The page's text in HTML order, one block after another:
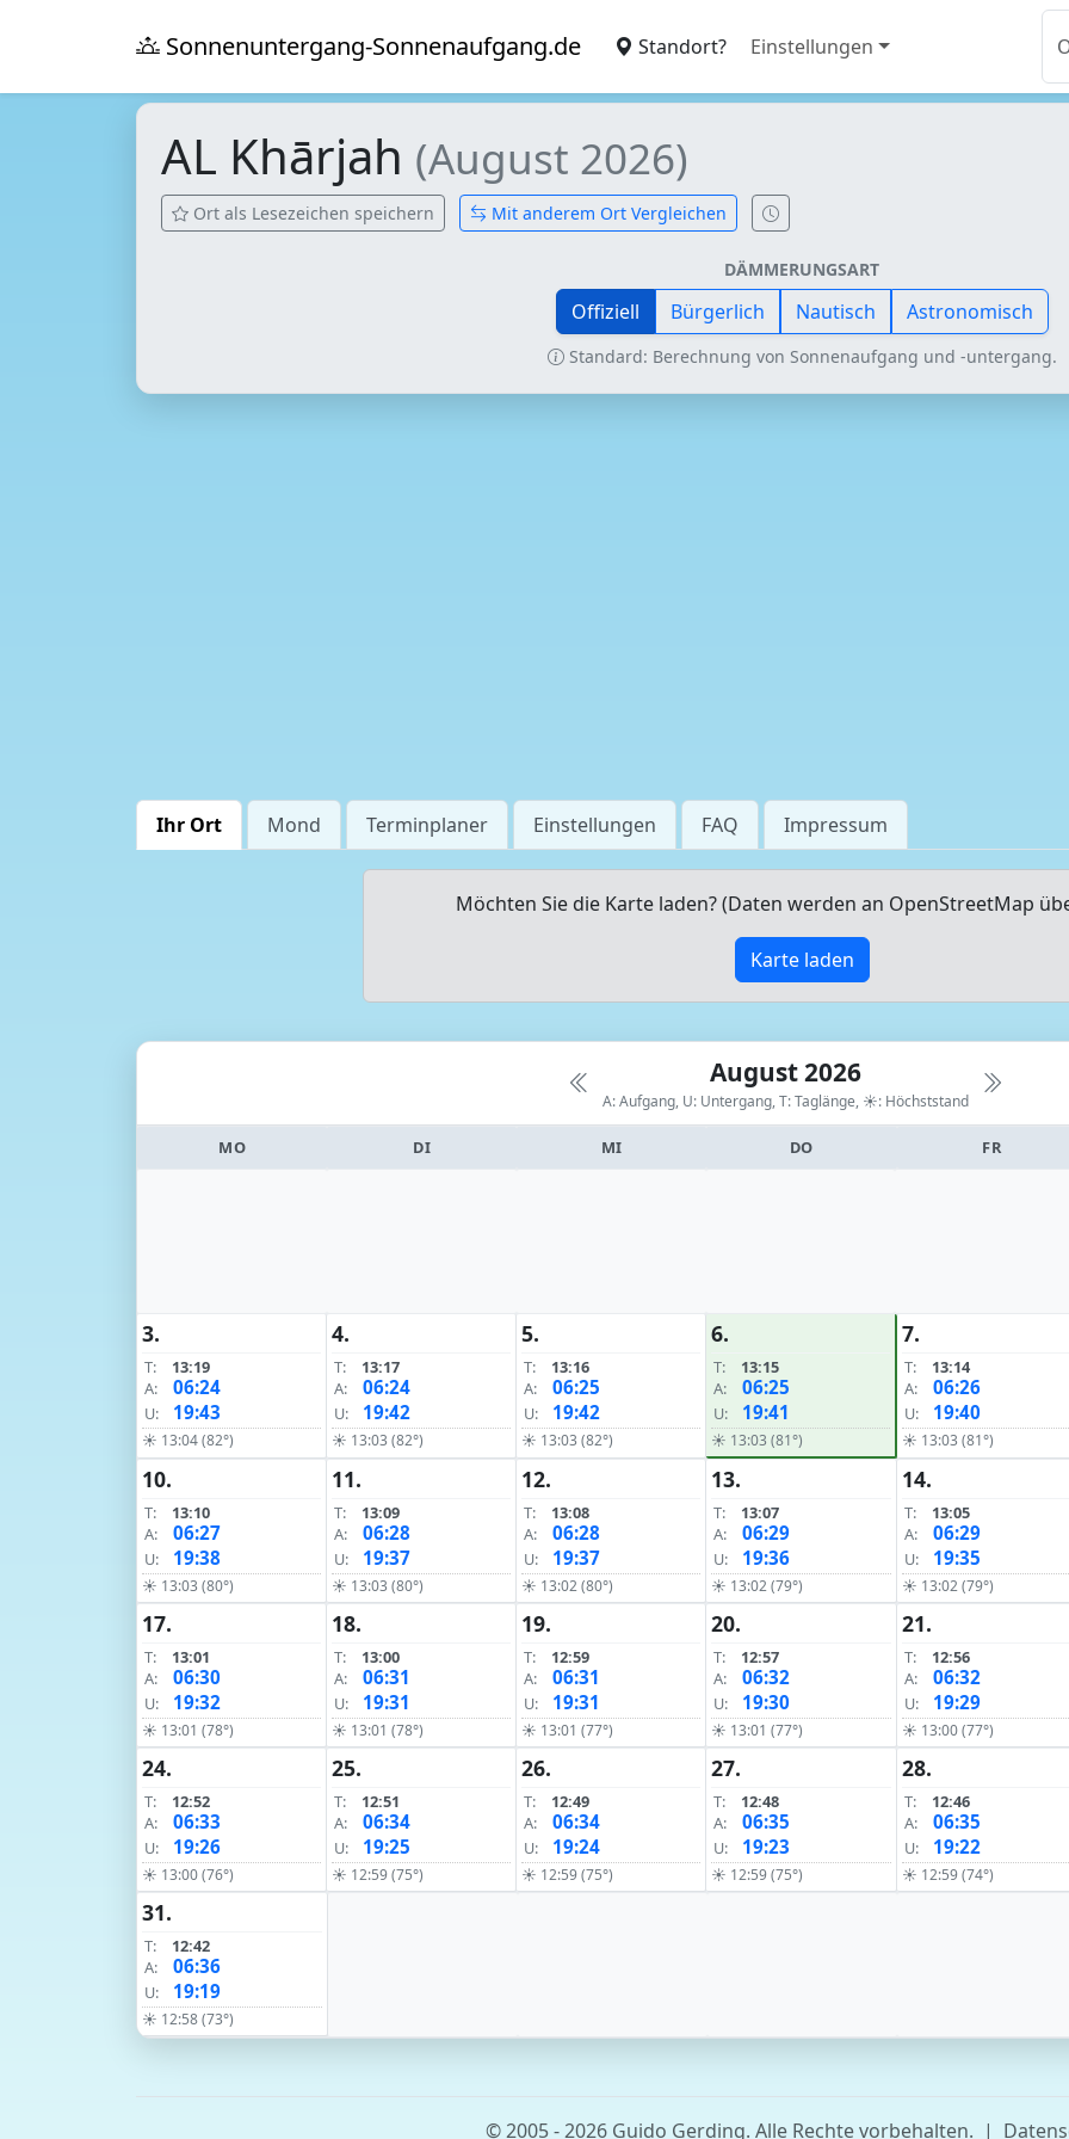
Sonnenuntergang-Sonnenaufgang.de Standort? Einstellungen
AL Khārjah (August 2026)
Ort als Lesezeichen speichern Mit anderem Ort Vergleichen
DÄMMERUNGSART
Offiziell Bürgerlich Nautisch Astronomisch
Standard: Berechnung von Sonnenaufgang und -untergang.
Ihr Ort Mond Terminplaner Einstellungen FAQ Impressum
Möchten Sie die Karte laden? (Daten werden an OpenStreetMap
Karte laden
August 2026
A: Aufgang, U: Untergang, T: Taglänge, ☀: Höchststand
MO DI MI DO FR
3.
T:
13:19
A:
06:24
U: 19:43
☀ 13:04 (82°)
4.
T:
13:17
A:
06:24
U: 19:42
☀ 13:03 (82°)
5.
T:
13:16
A:
06:25
U: 19:42
☀ 13:03 (82°)
6.
T:
13:15
A:
06:25
U: 19:41
☀ 13:03 (81°)
7.
T:
13:14
A:
06:26
U: 19:40
☀ 13:03 (81°)
10.
T:
13:10
A:
06:27
U: 19:38
☀ 13:03 (80°)
11.
T:
13:09
A:
06:28
U: 19:37
☀ 13:03 (80°)
12.
T:
13:08
A:
06:28
U: 19:37
☀ 13:02 (80°)
13.
T:
13:07
A:
06:29
U: 19:36
☀ 13:02 (79°)
14.
T:
13:05
A:
06:29
U: 19:35
☀ 13:02 (79°)
17.
T:
13:01
A:
06:30
U: 19:32
☀ 13:01 (78°)
18.
T:
13:00
A:
06:31
U: 19:31
☀ 13:01 (78°)
19.
T:
12:59
A:
06:31
U: 19:31
☀ 13:01 (77°)
20.
T:
12:57
A:
06:32
U: 19:30
☀ 13:01 (77°)
21.
T:
12:56
A:
06:32
U: 19:29
☀ 13:00 (77°)
24.
T:
12:52
A:
06:33
U: 19:26
☀ 13:00 (76°)
25.
T:
12:51
A:
06:34
U: 19:25
☀ 12:59 (75°)
26.
T:
12:49
A:
06:34
U: 19:24
☀ 12:59 (75°)
27.
T:
12:48
A:
06:35
U: 19:23
☀ 12:59 (75°)
28.
T:
12:46
A:
06:35
U: 19:22
☀ 12:59 (74°)
31.
T:
12:42
A:
06:36
U: 19:19
☀ 12:58 (73°)
© 2005 - 2026 Guido Gerding. Alle Rechte vorbehalten. |